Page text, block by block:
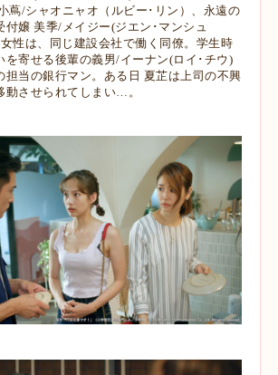
蔦/シャオニャオ（ルビー･リン）、永遠の
付嬢 美季/メイジー(ジエン･マンシュ
性は、同じ建設会社で働く同僚。学生時
を寄せる後輩の義男/イーナン(ロイ･チウ)
担当の銀行マン。ある日 夏芷は上司の不興
動させられてしまい…。